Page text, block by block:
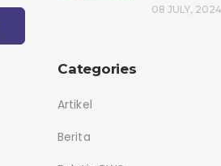
08 JULY, 2024
Categories
Artikel
Berita